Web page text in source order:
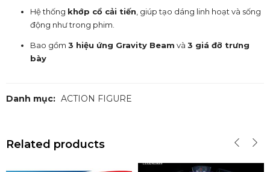
Hệ thống khớp cổ cải tiến , giúp tạo dáng linh hoạt và sống
động như trong phim.
Bao gồm 3 hiệu ứng Gravity Beam và 3 giá đỡ trưng
bày
Danh mục: ACTION FIGURE
Related products